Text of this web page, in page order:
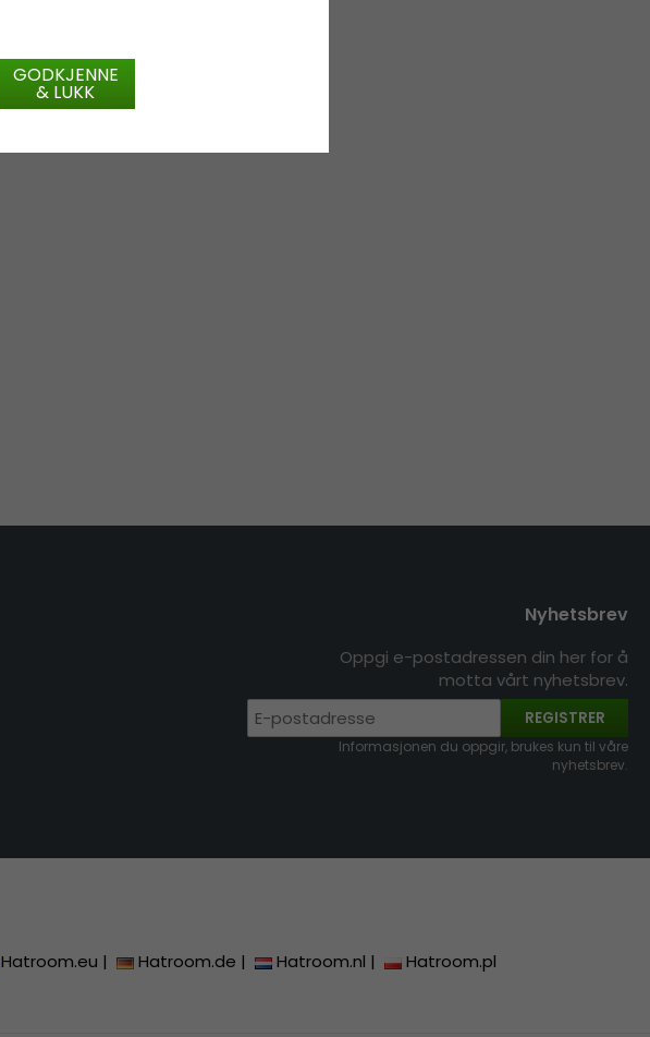
Nyhetsbrev
Oppgi e-postadressen din her for å
motta vårt nyhetsbrev.
REGISTRER
Informasjonen du oppgir, brukes kun til våre
nyhetsbrev.
Hatroom.eu | Hatroom.de | Hatroom.nl | Hatroom.pl
GODKJENNE
& LUKK